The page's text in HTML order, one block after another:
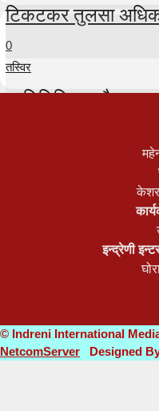
टिकटकर तुलसा
0
तस्विर
प्रतिनिधिसभा बैठक
भूमि आयोग खारेज गरेर
इन्द्रेणी
© Indreni International
NetcomServer Designed